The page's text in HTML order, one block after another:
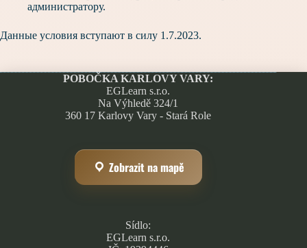
администратору.
Данные условия вступают в силу 1.7.2023.
POBOČKA KARLOVY VARY:
EGLearn s.r.o.
Na Výhledě 324/1
360 17 Karlovy Vary - Stará Role
Zobrazit na mapě
Sídlo:
EGLearn s.r.o.